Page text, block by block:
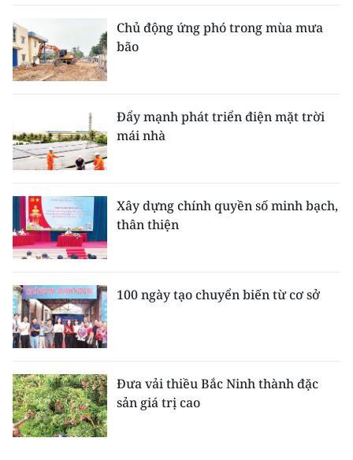
Chủ động ứng phó trong mùa mưa
bão
Đẩy mạnh phát triển điện mặt trời
mái nhà
Xây dựng chính quyền số minh bạch,
thân thiện
100 ngày tạo chuyển biến từ cơ sở
Đưa vải thiều Bắc Ninh thành đặc
sản giá trị cao